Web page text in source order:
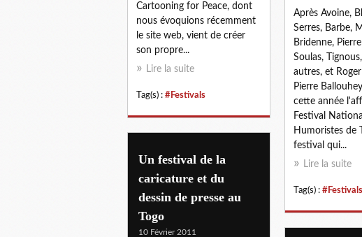
Cartooning for Peace, dont
nous évoquions récemment
le site web, vient de créer
son propre...
Lire la suite
Tag(s) : #Festivals
Après Avoine,
Serres, Barbe,
Bridenne,
Soulas,
autres, et
Pierre
cette année
Festival
Humoristes de
festival qui...
Lire la suite
Tag(s) : #Festivals
Un festival de la
caricature et du
dessin de presse au
Togo
10 Février 2011